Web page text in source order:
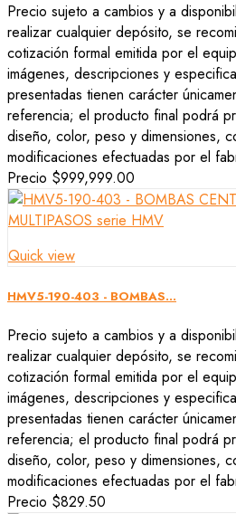
Precio sujeto a cambios y a
realizar cualquier depósito, se
cotización formal emitida por el
imágenes, descripciones y
presentadas tienen carácter
referencia; el producto final podrá
diseño, color, peso y dimensiones,
modificaciones efectuadas por el
Precio $999,999.00
Quick view
HMV5-190-403 - BOMBAS...
Precio sujeto a cambios y a
realizar cualquier depósito, se
cotización formal emitida por el
imágenes, descripciones y
presentadas tienen carácter
referencia; el producto final podrá
diseño, color, peso y dimensiones,
modificaciones efectuadas por el
Precio $829.50